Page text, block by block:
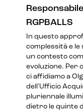
RGPBALLS
In questo
complessità e
un contesto
evoluzione. Per
ci affidiamo a
dell'Ufficio
pluriennale
dietro le quinte